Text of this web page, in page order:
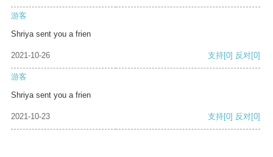
游客
Shriya sent you a frien
2021-10-26 支持[0] 反对[0]
游客
Shriya sent you a frien
2021-10-23 支持[0] 反对[0]